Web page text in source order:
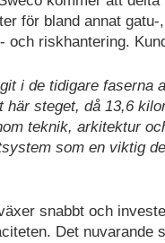
för bland annat
och riskhantering.
i de tidigare faserna
här steget, då 13,6
teknik, arkitektur
som en viktig
snabbt och
Det nuvarande